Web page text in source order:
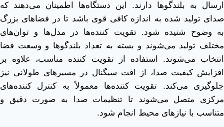
ارسال به بلندگوها دارند. این دستگاه‌ها اطمینان می‌دهند که
صدای تولید شده به اندازه کافی قوی باشد تا در فضاهای بزرگ
به‌ وضوح شنیده شود. تقویت‌ کننده‌ها در مدل‌ها و توان‌های
مختلف تولید می‌شوند و بسته به تعداد بلندگوها و وسعت فضا
انتخاب می‌شوند. استفاده از تقویت ‌کننده مناسب، علاوه بر
افزایش کیفیت صدا، از افت سیگنال در مسیرهای طولانی نیز
جلوگیری می‌کند. تقویت ‌کننده‌ها معمولاً به کنترل‌ کننده‌های
مرکزی متصل می‌شوند تا تنظیمات صدا به صورت دقیق و
متناسب با نیازهای محیط انجام شود.